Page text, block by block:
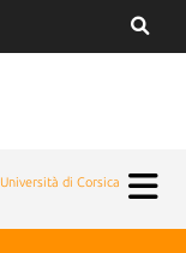
Università di Corsica